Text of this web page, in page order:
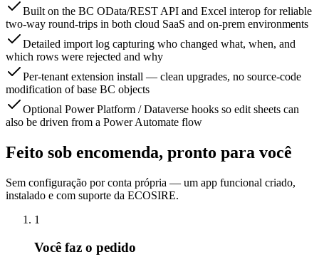
Built on the BC OData/REST API and Excel interop for reliable
two-way round-trips in both cloud SaaS and on-prem environments
Detailed import log capturing who changed what, when, and
which rows were rejected and why
Per-tenant extension install — clean upgrades, no source-code
modification of base BC objects
Optional Power Platform / Dataverse hooks so edit sheets can
also be driven from a Power Automate flow
Feito sob encomenda, pronto para você
Sem configuração por conta própria — um app funcional criado,
instalado e com suporte da ECOSIRE.
1
Você faz o pedido